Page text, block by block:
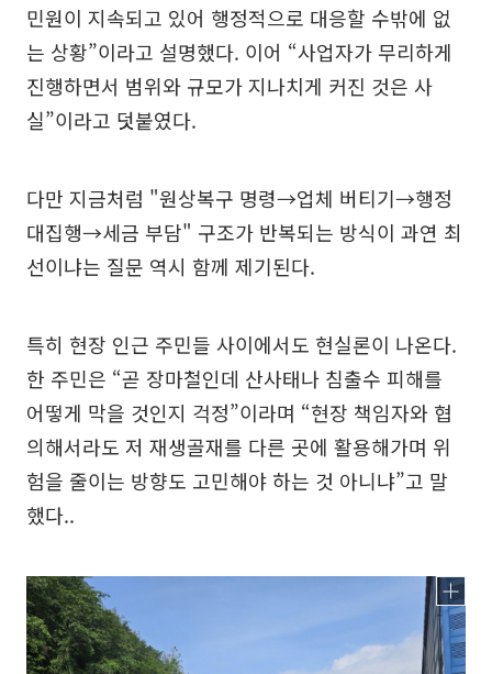
민원이 지속되고 있어 행정적으로 대응할 수밖에 없
는 상황”이라고 설명했다. 이어 “사업자가 무리하게
진행하면서 범위와 규모가 지나치게 커진 것은 사
실”이라고 덧붙였다.
다만 지금처럼 "원상복구 명령→업체 버티기→행정
대집행→세금 부담" 구조가 반복되는 방식이 과연 최
선이냐는 질문 역시 함께 제기된다.
특히 현장 인근 주민들 사이에서도 현실론이 나온다.
한 주민은 “곧 장마철인데 산사태나 침출수 피해를
어떻게 막을 것인지 걱정”이라며 “현장 책임자와 협
의해서라도 저 재생골재를 다른 곳에 활용해가며 위
험을 줄이는 방향도 고민해야 하는 것 아니냐”고 말
했다..